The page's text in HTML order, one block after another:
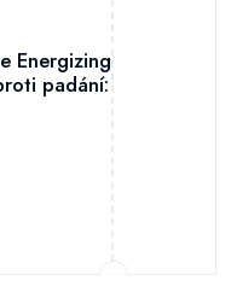
Energizing
padání: